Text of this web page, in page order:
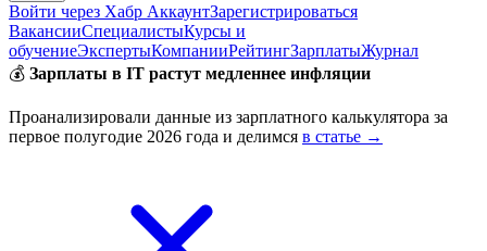
Войти через Хабр АккаунтЗарегистрироваться
ВакансииСпециалистыКурсы и
обучениеЭкспертыКомпанииРейтингЗарплатыЖурнал
💰 Зарплаты в IT растут медленнее инфляции
Проанализировали данные из зарплатного калькулятора за
первое полугодие 2026 года и делимся в статье →